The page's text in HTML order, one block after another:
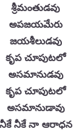
శ్రీమంతుడవు
అపజయమేరు
జయశీలుడవు
కృప చూపుటలో
అసమానుడవు
కృప చూపుటలో
అసమానుడావు
నీకే నీకే నా ఆరాధన